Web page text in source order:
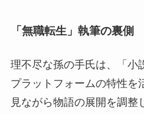
「無職転生」執筆の裏側
理不尽な孫の手氏は、「小
プラットフォームの特性を
見ながら物語の展開を調整